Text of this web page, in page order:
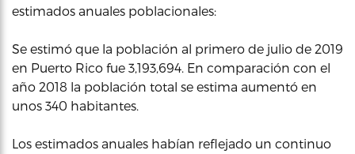
estimados anuales poblacionales:
Se estimó que la población al primero de julio de 2019
en Puerto Rico fue 3,193,694. En comparación con el
año 2018 la población total se estima aumentó en
unos 340 habitantes.
Los estimados anuales habían reflejado un continuo